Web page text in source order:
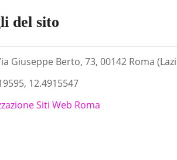
del sito
Giuseppe Berto, 73, 00142 Roma
12.4915547
Siti Web Roma